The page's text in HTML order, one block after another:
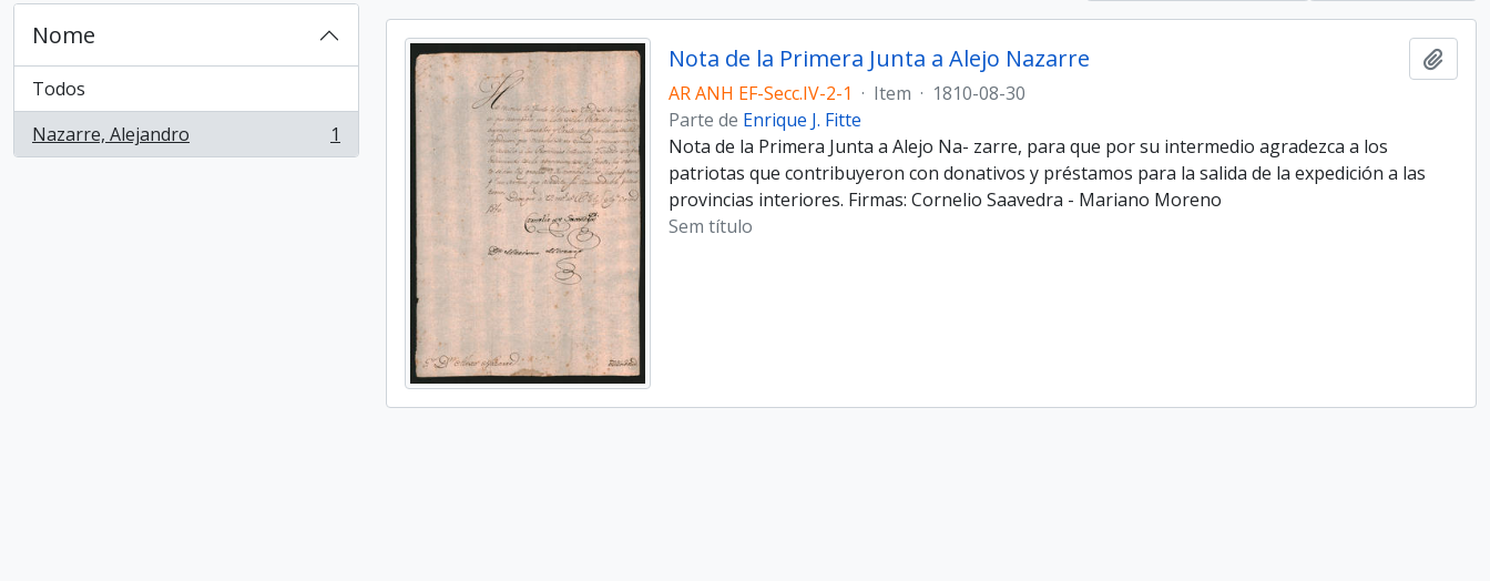
Nome
Todos
Nazarre, Alejandro
, 1 resultados 1
Nota de la Primera Junta a Alejo Nazarre
AR ANH EF-Secc.IV-2-1 · Item · 1810-08-30
Parte de Enrique J. Fitte
Nota de la Primera Junta a Alejo Na- zarre, para que por su intermedio agradezca a los
patriotas que contribuyeron con donativos y préstamos para la salida de la expedición a las
provincias interiores. Firmas: Cornelio Saavedra - Mariano Moreno
Sem título